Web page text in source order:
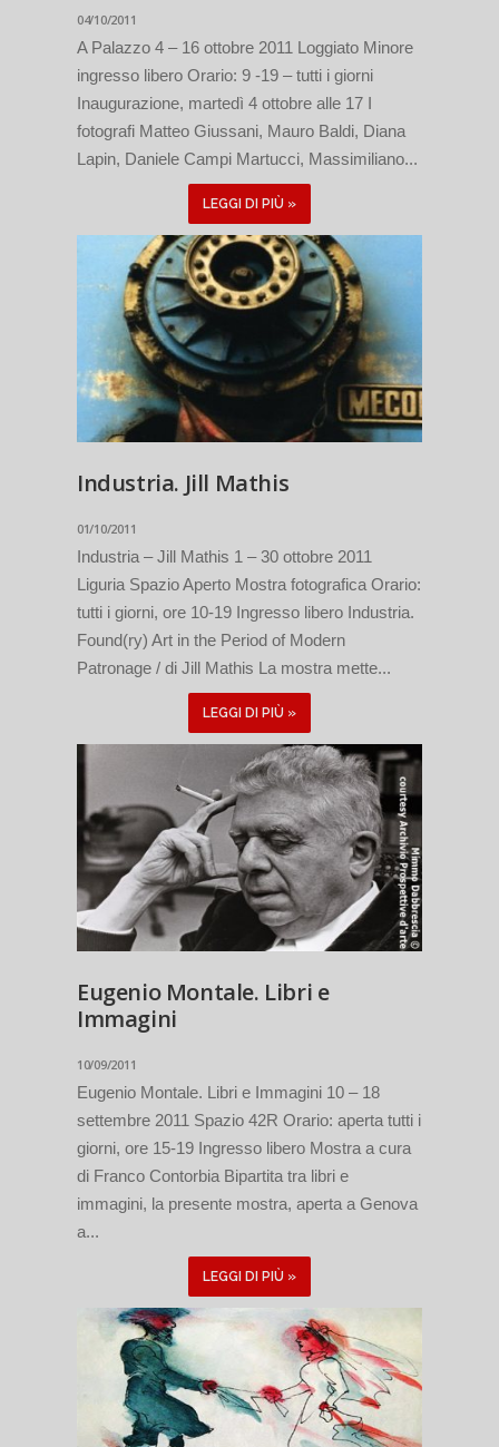
04/10/2011
A Palazzo 4 – 16 ottobre 2011 Loggiato Minore
ingresso libero Orario: 9 -19 – tutti i giorni
Inaugurazione, martedì 4 ottobre alle 17 I
fotografi Matteo Giussani, Mauro Baldi, Diana
Lapin, Daniele Campi Martucci, Massimiliano...
LEGGI DI PIÙ »
Industria. Jill Mathis
01/10/2011
Industria – Jill Mathis 1 – 30 ottobre 2011
Liguria Spazio Aperto Mostra fotografica Orario:
tutti i giorni, ore 10-19 Ingresso libero Industria.
Found(ry) Art in the Period of Modern
Patronage / di Jill Mathis La mostra mette...
LEGGI DI PIÙ »
Eugenio Montale. Libri e
Immagini
10/09/2011
Eugenio Montale. Libri e Immagini 10 – 18
settembre 2011 Spazio 42R Orario: aperta tutti i
giorni, ore 15-19 Ingresso libero Mostra a cura
di Franco Contorbia Bipartita tra libri e
immagini, la presente mostra, aperta a Genova
a...
LEGGI DI PIÙ »